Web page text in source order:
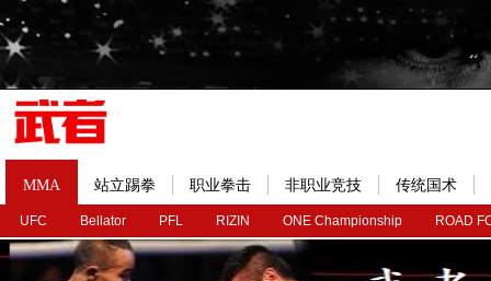
MMA
UFC Bellator PFL RIZIN ONE Championship ROAD
站立踢拳 职业拳击 非职业竞技 传统国术